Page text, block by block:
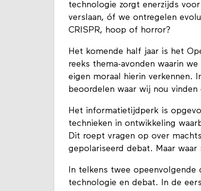
technologie zorgt enerzijds
verslaan, óf we ontregelen
CRISPR, hoop of horror?
Het komende half jaar is het
reeks thema-avonden waarin
eigen moraal hierin verkennen.
beoordelen waar wij nou
Het informatietijdperk is
technieken in ontwikkeling
Dit roept vragen op over
gepolariseerd debat. Maar waar
In telkens twee opeenvolgende
technologie en debat. In de